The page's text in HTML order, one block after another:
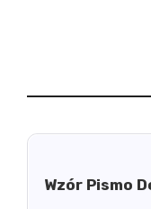
Wzór Pismo